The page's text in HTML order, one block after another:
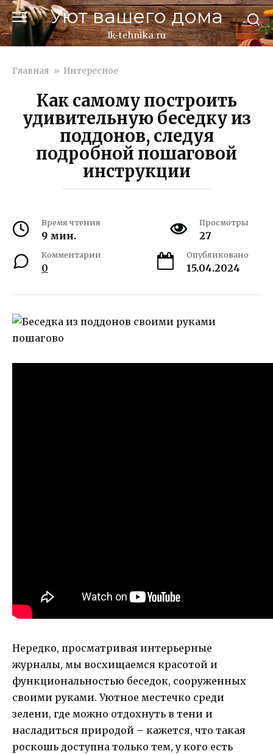
Перейти
к
контенту
Уют вашего дома
lk-tehnika.ru
Главная » Интересное
Как самому построить
удивительную беседку из
поддонов, следуя
подробной пошаговой
инструкции
Время чтения
9 мин.
Просмотры
27
Комментарии
0
Опубликовано
15.04.2024
Нередко, просматривая интерьерные
журналы, мы восхищаемся красотой и
функциональностью беседок, сооруженных
своими руками. Уютное местечко среди
зелени, где можно отдохнуть в тени и
насладиться природой – кажется, что такая
роскошь доступна только тем, у кого есть